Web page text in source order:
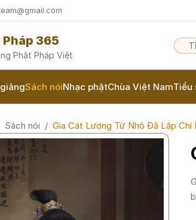
Pháp 365
Phật Pháp Việt
Sách nóiNhạc phậtChùa Việt NamTiểu
Sách nói / Gia Cát Lượng Từ Nhỏ Đã Lập Chí